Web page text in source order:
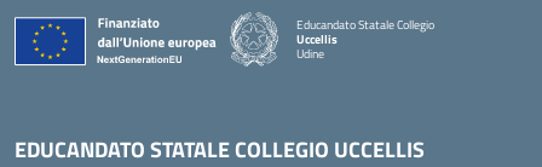
Educandato Statale Collegio
Uccellis
Udine
EDUCANDATO STATALE COLLEGIO UCCELLIS